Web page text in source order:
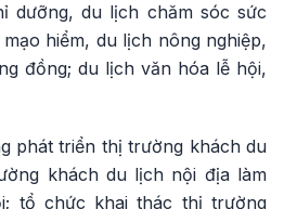
dưỡng, du lịch chăm sóc sức
hiểm, du lịch nông nghiệp,
đồng; du lịch văn hóa lễ hội,
phát triển thị trường khách du
khách du lịch nội địa làm
tổ chức khai thác thị trường